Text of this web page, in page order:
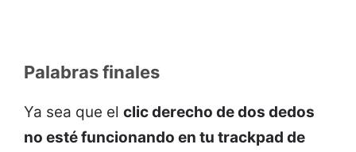
Palabras finales
Ya sea que el clic derecho de dos dedos
no esté funcionando en tu trackpad de